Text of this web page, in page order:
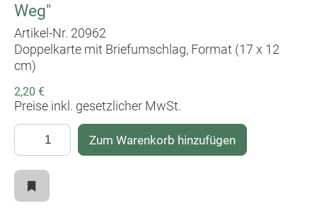
Weg"
Artikel-Nr. 20962
Doppelkarte mit Briefumschlag, Format (17 x 12
cm)
2,20 €
Preise inkl. gesetzlicher MwSt.
Zum Warenkorb hinzufügen